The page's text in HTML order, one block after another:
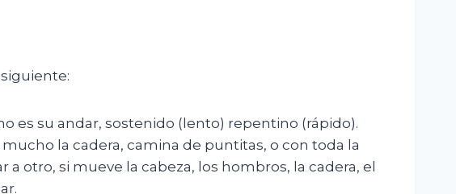
es su andar, sostenido (lento) repentino (rápido).
la cadera, camina de puntitas, o con toda la
otro, si mueve la cabeza, los hombros, la cadera, el